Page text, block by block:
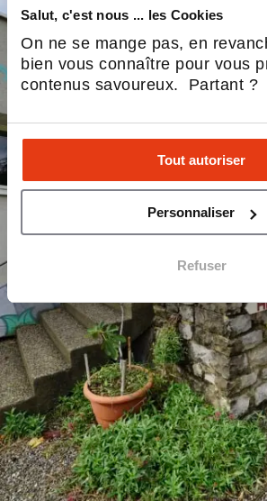
Salut, c'est nous ... les Cookies
On ne se mange pas, en
bien vous connaître pour vous
contenus savoureux. Partant ?
Tout autoriser
Personnaliser
Refuser